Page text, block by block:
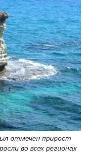
отмечен прирост
во всех регионах